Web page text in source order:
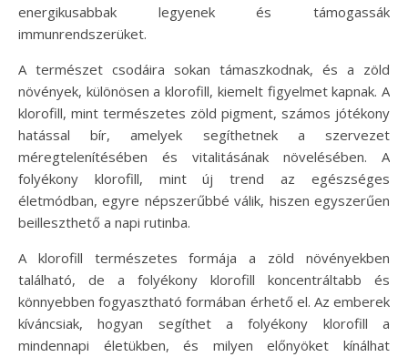
energikusabbak legyenek és támogassák
immunrendszerüket.
A természet csodáira sokan támaszkodnak, és a zöld
növények, különösen a klorofill, kiemelt figyelmet kapnak. A
klorofill, mint természetes zöld pigment, számos jótékony
hatással bír, amelyek segíthetnek a szervezet
méregtelenítésében és vitalitásának növelésében. A
folyékony klorofill, mint új trend az egészséges
életmódban, egyre népszerűbbé válik, hiszen egyszerűen
beilleszthető a napi rutinba.
A klorofill természetes formája a zöld növényekben
található, de a folyékony klorofill koncentráltabb és
könnyebben fogyasztható formában érhető el. Az emberek
kíváncsiak, hogyan segíthet a folyékony klorofill a
mindennapi életükben, és milyen előnyöket kínálhat